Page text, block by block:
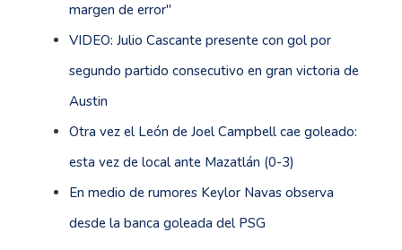
margen de error''
VIDEO: Julio Cascante presente con gol por
segundo partido consecutivo en gran victoria de
Austin
Otra vez el León de Joel Campbell cae goleado:
esta vez de local ante Mazatlán (0-3)
En medio de rumores Keylor Navas observa
desde la banca goleada del PSG